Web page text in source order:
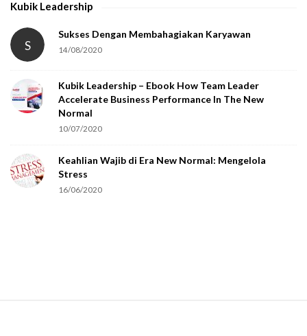
Kubik Leadership
S
Sukses Dengan Membahagiakan Karyawan
14/08/2020
Kubik Leadership – Ebook How Team Leader
Accelerate Business Performance In The New
Normal
10/07/2020
Keahlian Wajib di Era New Normal: Mengelola
Stress
16/06/2020